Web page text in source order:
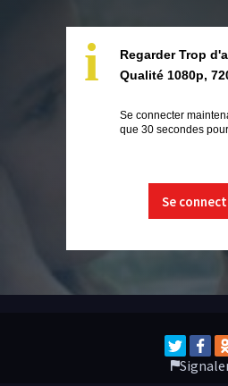
i
Regarder Trop
Qualité 1080p,
Se connecter
que 30 secondes
Se